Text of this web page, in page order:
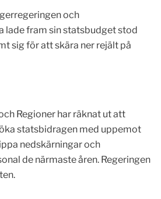
och
lade fram sin statsbudget stod
sig för att skära ner rejält på
Regioner har räknat ut att
statsbidragen med uppemot
nedskärningar och
de närmaste åren. Regeringen